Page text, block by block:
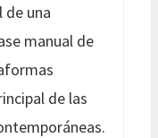
una
manual de
de las